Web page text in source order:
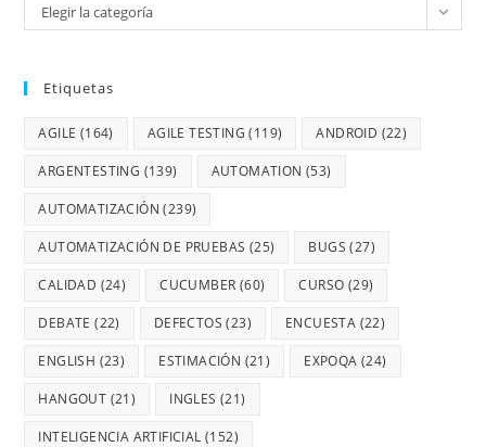
Elegir la categoría
Etiquetas
AGILE (164) AGILE TESTING (119) ANDROID (22)
ARGENTESTING (139) AUTOMATION (53)
AUTOMATIZACIÓN (239)
AUTOMATIZACIÓN DE PRUEBAS (25) BUGS (27)
CALIDAD (24) CUCUMBER (60) CURSO (29)
DEBATE (22) DEFECTOS (23) ENCUESTA (22)
ENGLISH (23) ESTIMACIÓN (21) EXPOQA (24)
HANGOUT (21) INGLES (21)
INTELIGENCIA ARTIFICIAL (152)